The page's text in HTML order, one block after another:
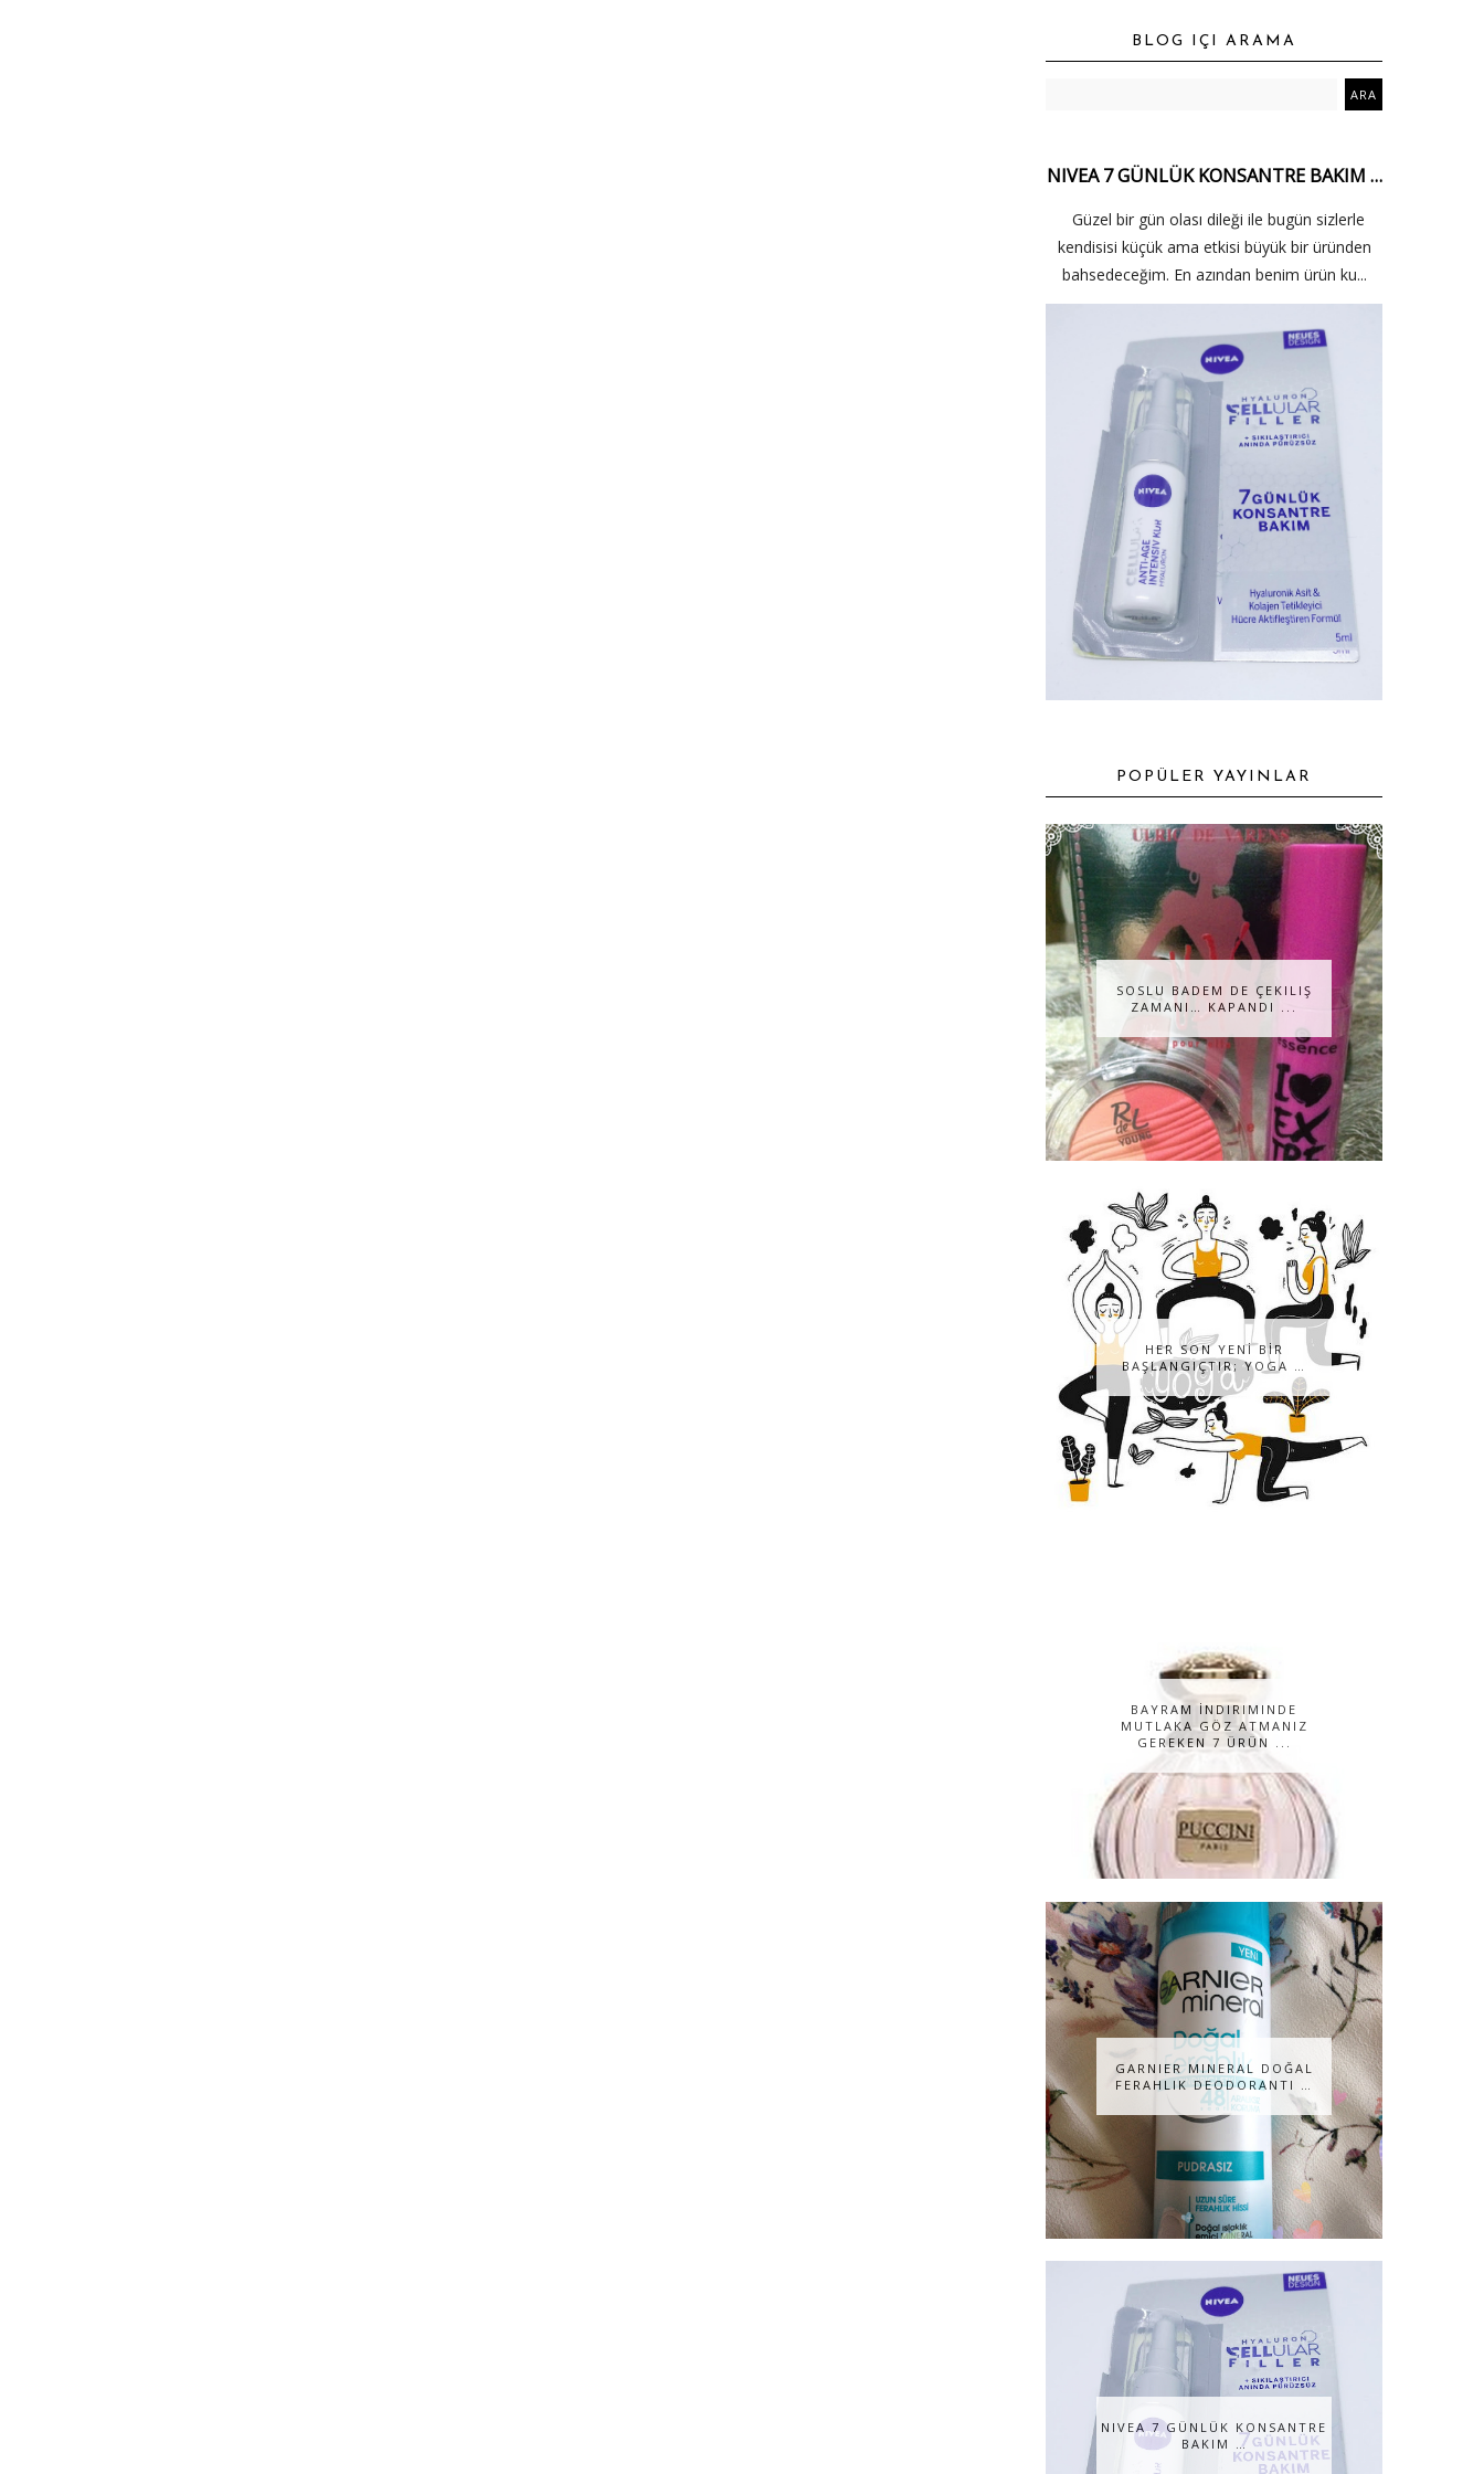
BLOG IÇI ARAMA
NIVEA 7 GÜNLÜK KONSANTRE BAKIM …
Güzel bir gün olası dileği ile bugün sizlerle
kendisisi küçük ama etkisi büyük bir üründen
bahsedeceğim. En azından benim ürün ku...
POPÜLER YAYINLAR
SOSLU BADEM DE ÇEKILIŞ
ZAMANI… KAPANDI ...
HER SON YENİ BİR
BAŞLANGIÇTIR; YOGA …
BAYRAM İNDIRIMINDE
MUTLAKA GÖZ ATMANIZ
GEREKEN 7 ÜRÜN ...
GARNIER MINERAL DOĞAL
FERAHLIK DEODORANTI …
NIVEA 7 GÜNLÜK KONSANTRE
BAKIM …